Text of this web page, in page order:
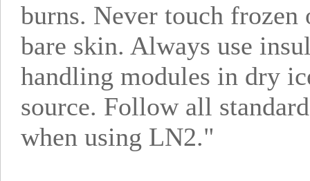
burns. Never touch frozen
bare skin. Always use
handling modules in dry
source. Follow all
when using LN2."